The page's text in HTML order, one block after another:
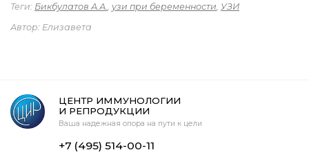
Теги: Бикбулатов А.А., узи при беременности, УЗИ
Автор: Елизавета
ЦЕНТР ИММУНОЛОГИИ
И РЕПРОДУКЦИИ
Ваша надежная опора на пути к цели
+7 (495) 514-00-11